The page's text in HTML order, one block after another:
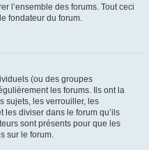
l’ensemble des forums. Tout ceci
fondateur du forum.
(ou des groupes
les forums. Ils ont la
sujets, les verrouiller, les
les diviser dans le forum qu’ils
sont présents pour que les
sur le forum.